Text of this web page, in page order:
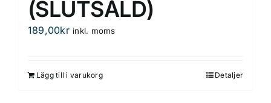
(SLUTSÅLD)
189,00kr inkl. moms
Lägg till i varukorg Detaljer